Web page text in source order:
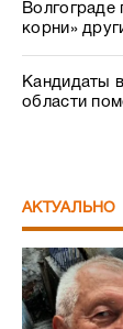
корни»
Кандидаты
области
АКТУАЛЬНО